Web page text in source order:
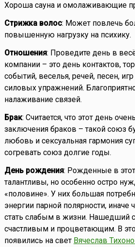
Хороша сауна и омолаживающие
Стрижка волос: Может повлечь
повышенную нагрузку на психику.
Отношения: Проведите день в
компании – это день контактов,
событий, веселья, речей, песен,
силовых упражнений.
налаживание связей.
Брак: Считается, что этот день
заключения браков – такой союз
любовь и сексуальная гармония
согревать союз долгие годы.
День рождения: Рожденные в
талантливы, но особенно остро
«половине». У них большая
энергии парной полярности, иначе
стать слабым в жизни. Нашедший
счастливым и процветающим. В
появились на свет Вячеслав